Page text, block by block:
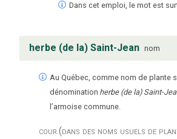
Dans cet emploi, le mot est
herbe (de la) Saint-Jean nom
Au Québec, comme nom de plante
dénomination herbe (de la) Saint-
l’armoise commune.
cour.(dans des noms usuels de